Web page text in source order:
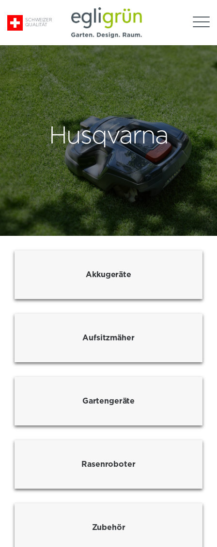
SCHWEIZER
QUALITÄT
Grün
AG
Husqvarna
Akkugeräte
Aufsitzmäher
Gartengeräte
Rasenroboter
Zubehör